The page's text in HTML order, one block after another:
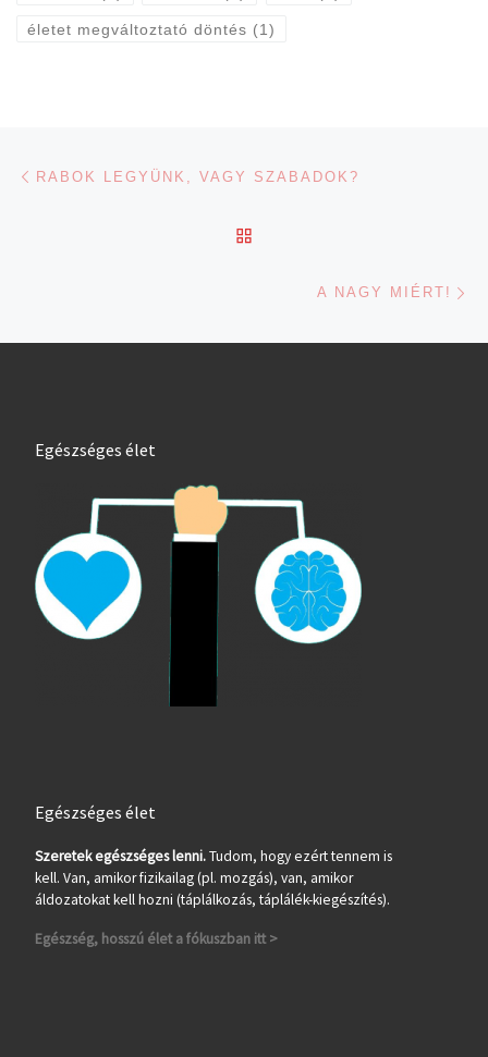
életet megváltoztató döntés (1)
Navigálás a bejegyzések között
RABOK LEGYÜNK, VAGY SZABADOK?
A NAGY MIÉRT!
Egészséges élet
Egészséges élet
Szeretek egészséges lenni.Tudom, hogy ezért tennem is
kell. Van, amikor fizikailag (pl. mozgás), van, amikor
áldozatokat kell hozni (táplálkozás, táplálék-kiegészítés).
Egészség, hosszú élet a fókuszban itt >